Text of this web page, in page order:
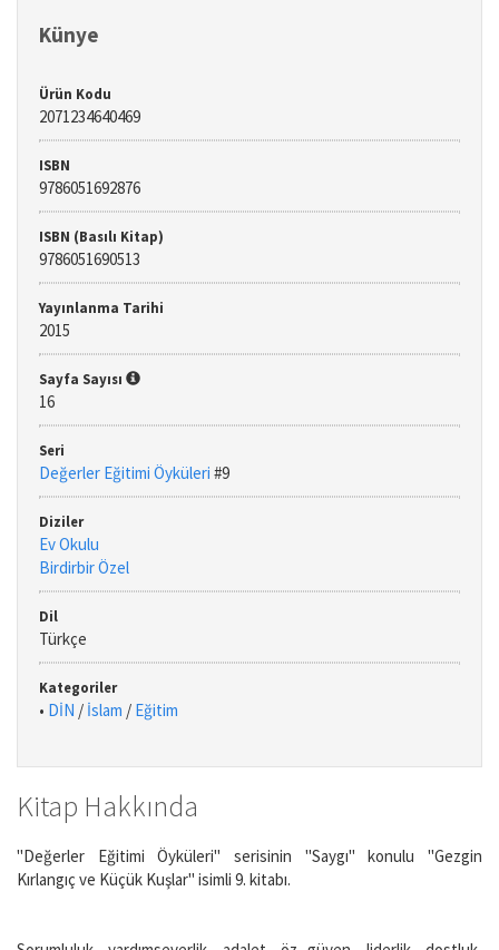
Künye
Ürün Kodu
2071234640469
ISBN
9786051692876
ISBN (Basılı Kitap)
9786051690513
Yayınlanma Tarihi
2015
Sayfa Sayısı
16
Seri
Değerler Eğitimi Öyküleri #9
Diziler
Ev Okulu
Birdirbir Özel
Dil
Türkçe
Kategoriler
• DİN / İslam / Eğitim
Kitap Hakkında
"Değerler Eğitimi Öyküleri" serisinin "Saygı" konulu "Gezgin
Kırlangıç ve Küçük Kuşlar" isimli 9. kitabı.